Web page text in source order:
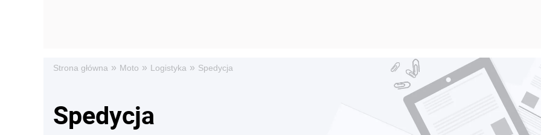
Strona główna » Moto » Logistyka » Spedycja
Spedycja